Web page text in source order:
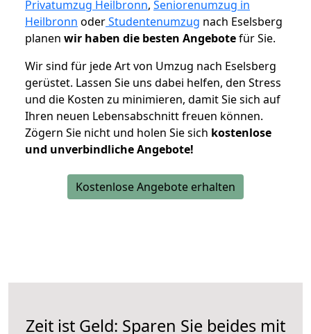
Privatumzug Heilbronn, Seniorenumzug in
Heilbronn oderStudentenumzug nach Eselsberg
planen wir haben die besten Angebotefür Sie.
Wir sind für jede Art von Umzug nach Eselsberg
gerüstet. Lassen Sie uns dabei helfen, den Stress
und die Kosten zu minimieren, damit Sie sich auf
Ihren neuen Lebensabschnitt freuen können.
Zögern Sie nicht und holen Sie sich kostenlose
und unverbindliche Angebote!
Kostenlose Angebote erhalten
Zeit ist Geld: Sparen Sie beides mit